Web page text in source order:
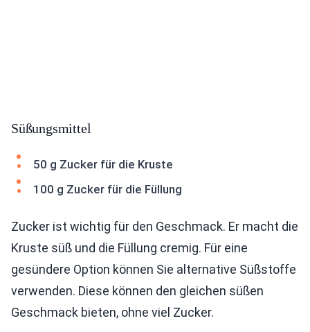
Süßungsmittel
50 g Zucker für die Kruste
100 g Zucker für die Füllung
Zucker ist wichtig für den Geschmack. Er macht die
Kruste süß und die Füllung cremig. Für eine
gesündere Option können Sie alternative Süßstoffe
verwenden. Diese können den gleichen süßen
Geschmack bieten, ohne viel Zucker.